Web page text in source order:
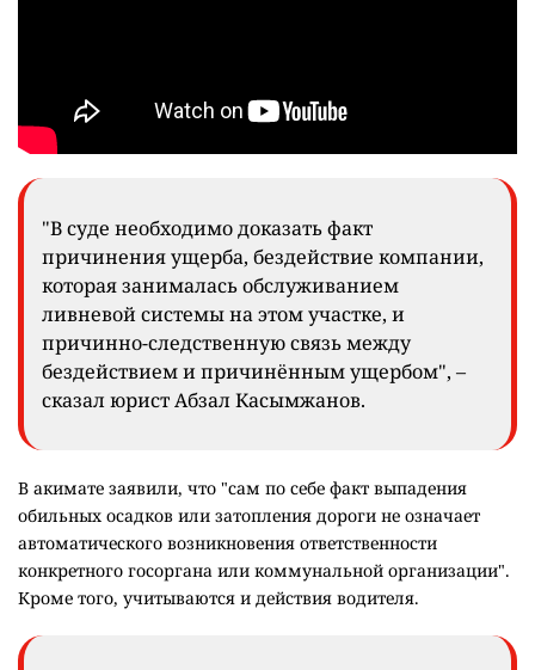
"В суде необходимо доказать факт
причинения ущерба, бездействие компании,
которая занималась обслуживанием
ливневой системы на этом участке, и
причинно-следственную связь между
бездействием и причинённым ущербом", –
сказал юрист Абзал Касымжанов.
В акимате заявили, что "сам по себе факт выпадения
обильных осадков или затопления дороги не означает
автоматического возникновения ответственности
конкретного госоргана или коммунальной организации".
Кроме того, учитываются и действия водителя.